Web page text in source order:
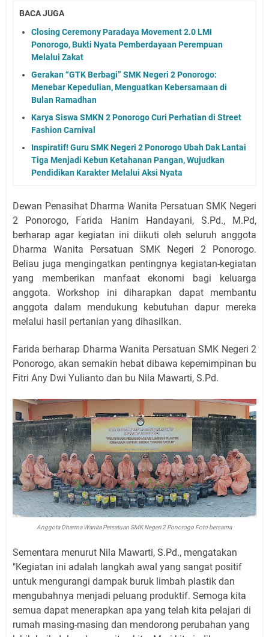
BACA JUGA
Closing Ceremony Paradaya Movement 2.0 LMI
Ponorogo, Bukti Nyata Pemberdayaan Perempuan
Melalui Zakat
Gerakan “GTK Berbagi” SMK Negeri 2 Ponorogo:
Menebar Kepedulian, Menguatkan Kebersamaan di
Bulan Ramadhan
Karya Siswa SMKN 2 Ponorogo Curi Perhatian di Street
Fashion Carnival
Inspiratif! Guru SMK Negeri 2 Ponorogo Ubah Dak Lantai
Tiga Menjadi Kebun Ketahanan Pangan, Wujudkan
Pendidikan Karakter Melalui Aksi Nyata
Dewan Penasihat Dharma Wanita Persatuan SMK Negeri
2 Ponorogo, Farida Hanim Handayani, S.Pd., M.Pd,
berharap agar kegiatan ini diikuti oleh seluruh anggota
Dharma Wanita Persatuan SMK Negeri 2 Ponorogo.
Beliau juga mengingatkan pentingnya kegiatan-kegiatan
yang memberikan manfaat ekonomi bagi keluarga
anggota. Workshop ini diharapkan dapat membantu
anggota dalam mendukung kebutuhan dapur mereka
melalui hasil pertanian yang dihasilkan.
Farida berharap Dharma Wanita Persatuan SMK Negeri 2
Ponorogo, akan semakin hebat dibawa kepemimpinan bu
Fitri Any Dwi Yulianto dan bu Nila Mawarti, S.Pd.
Anggota Dharma Wanita Persatuan SMK Negeri 2 Ponorogo Foto bersama
Sementara menurut Nila Mawarti, S.Pd., mengatakan
"Kegiatan ini adalah langkah awal yang sangat positif
untuk mengurangi dampak buruk limbah plastik dan
mengubahnya menjadi peluang produktif. Semoga kita
semua dapat menerapkan apa yang telah kita pelajari di
rumah masing-masing dan mendorong perubahan yang